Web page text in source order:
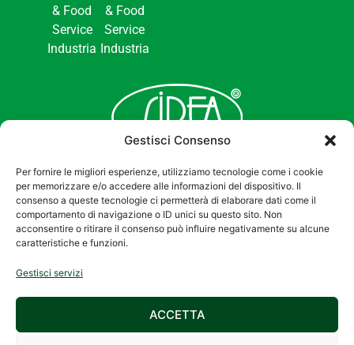
Gestisci Consenso
Per fornire le migliori esperienze, utilizziamo tecnologie come i cookie
per memorizzare e/o accedere alle informazioni del dispositivo. Il
consenso a queste tecnologie ci permetterà di elaborare dati come il
comportamento di navigazione o ID unici su questo sito. Non
acconsentire o ritirare il consenso può influire negativamente su alcune
caratteristiche e funzioni.
Gestisci servizi
ACCETTA
& Food
Service
Industria
& Food
Service
Industria
2026 © SIREA S.r.l.